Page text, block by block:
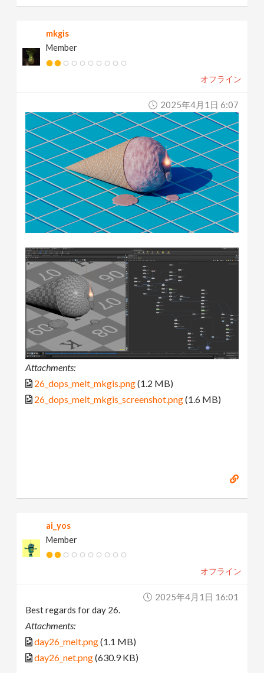
mkgis
Member
オフライン
2025年4月1日 6:07
Attachments:
26_dops_melt_mkgis.png(1.2 MB)
26_dops_melt_mkgis_screenshot.png(1.6 MB)
ai_yos
Member
オフライン
2025年4月1日 16:01
Best regards for day 26.
Attachments:
day26_melt.png(1.1 MB)
day26_net.png(630.9 KB)